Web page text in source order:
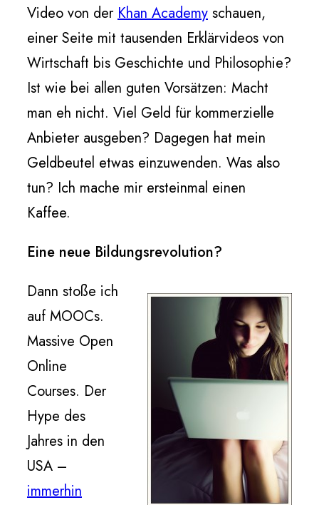
Video von derKhan Academy schauen,
einer Seite mit tausenden Erklärvideos von
Wirtschaft bis Geschichte und Philosophie?
Ist wie bei allen guten Vorsätzen: Macht
man eh nicht. Viel Geld für kommerzielle
Anbieter ausgeben? Dagegen hat mein
Geldbeutel etwas einzuwenden. Was also
tun? Ich mache mir ersteinmal einen
Kaffee.
Eine neue Bildungsrevolution?
Dann stoße ich
auf MOOCs.
Massive Open
Online
Courses. Der
Hype des
Jahres in den
USA –
immerhin